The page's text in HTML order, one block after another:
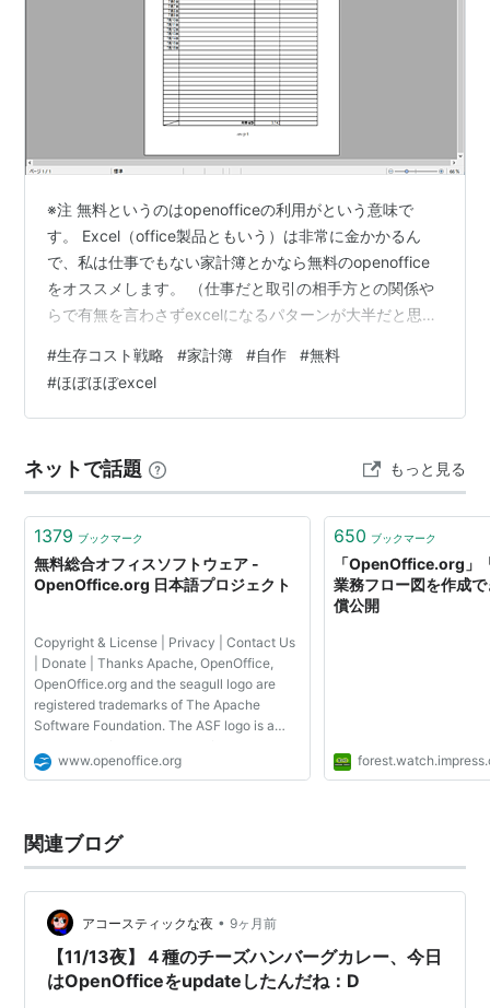
※注 無料というのはopenofficeの利用がという意味で
す。 Excel（office製品ともいう）は非常に金かかるん
で、私は仕事でもない家計簿とかなら無料のopenoffice
をオススメします。 （仕事だと取引の相手方との関係や
らで有無を言わさずexcelになるパターンが大半だと思う
ベルです。 ※一応タブン私のメインの仕事はSEなんで、
素人の思いつきで適当な記事を書いてるわけではないの
でそこはご安心を（子供の頃から４０年くらいのガチパ
クに管理できます 適当に管理していると段々ダレ…
#生存コスト戦略 #家計簿 #自作 #無料
#ほぼほぼexcel
ネットで話題 もっと見る
1379 ブックマーク
無料総合オフィスソフトウェア -
OpenOffice.org 日本語プロジェクト
Copyright & License | Privacy | Contact Us
| Donate | Thanks Apache, OpenOffice,
OpenOffice.org and the seagull logo are
registered trademarks of The Apache
Software Foundation. The ASF logo is a
Foundation. Other names appearing on the
www.openoffice.org
650 ブックマーク
「OpenOffice.org」
業務フロー図を作成
償公開
関連ブログ
アコースティックな夜 • 9ヶ月前
【11/13夜】４種のチーズハンバーグカレー、今日
はOpenOfficeをupdateしたんだね：D